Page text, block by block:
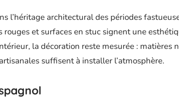
l’héritage architectural des périodes
rouges et surfaces en stuc signent une
la décoration reste mesurée : matières
suffisent à installer l’atmosphère.